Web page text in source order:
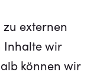
externen
Inhalte wir
können wir